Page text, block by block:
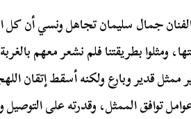
جمال سليمان تجاهل ونسي أن كل
ومثلوا بطريقتنا فلم نشعر معهم
ممثل قدير وبارع ولكنه أسقط إتقان
توافق الممثل، وقدرته على التوصيل